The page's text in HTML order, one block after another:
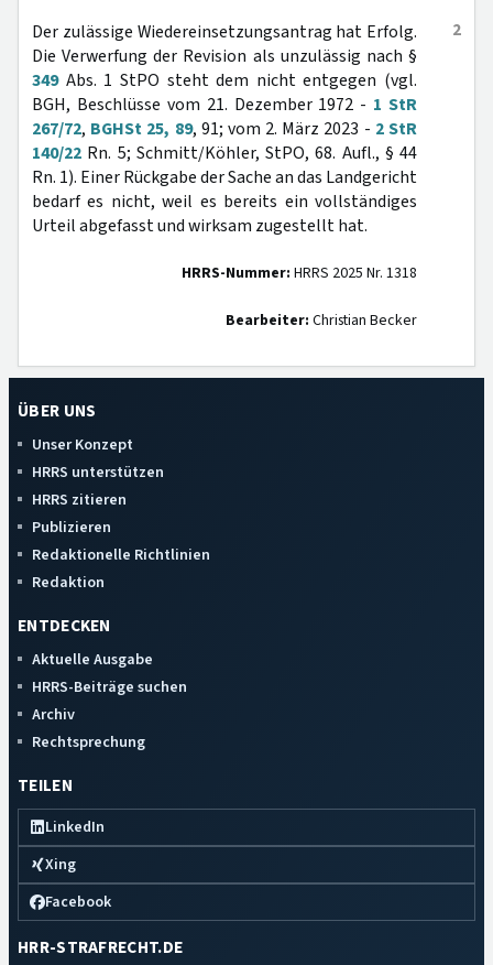
2
Der zulässige Wiedereinsetzungsantrag hat Erfolg.
Die Verwerfung der Revision als unzulässig nach §
349Abs. 1 StPO steht dem nicht entgegen (vgl.
BGH, Beschlüsse vom 21. Dezember 1972 - 1 StR
267/72, BGHSt 25, 89, 91; vom 2. März 2023 - 2 StR
140/22 Rn. 5; Schmitt/Köhler, StPO, 68. Aufl., § 44
Rn. 1). Einer Rückgabe der Sache an das Landgericht
bedarf es nicht, weil es bereits ein vollständiges
Urteil abgefasst und wirksam zugestellt hat.
HRRS-Nummer: HRRS 2025 Nr. 1318
Bearbeiter: Christian Becker
ÜBER UNS
Unser Konzept
HRRS unterstützen
HRRS zitieren
Publizieren
Redaktionelle Richtlinien
Redaktion
ENTDECKEN
Aktuelle Ausgabe
HRRS-Beiträge suchen
Archiv
Rechtsprechung
TEILEN
LinkedIn
Xing
Facebook
HRR-STRAFRECHT.DE